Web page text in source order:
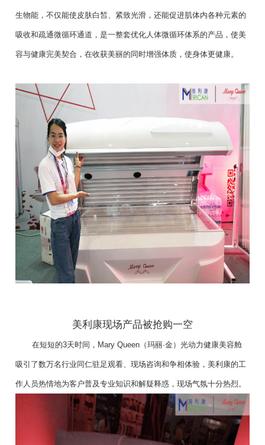
生物能，不仅能使皮肤白皙、紧致光滑，还能促进肌体内各种元素的
吸收和疏通微循环通道，是一整套优化人体微循环体系的产品，使美
容与健康完美契合，在收获美丽的同时增强体质，使身体更健康。
美利康现场产品被抢购一空
在短短的3天时间，Mary Queen（玛丽·金）光动力健康美容舱
吸引了数万名行业同仁驻足观看、现场咨询和争相体验，美利康的工
作人员热情地为客户普及专业知识和解疑释惑，现场气氛十分热烈。